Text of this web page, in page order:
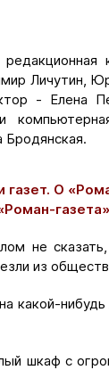
редакционная
Личутин,
- Елена
О
не
из
какой-
шкаф с